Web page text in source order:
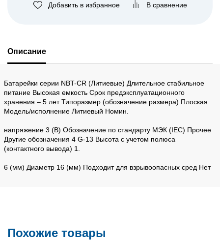
Добавить в избранное В сравнение
Описание
Батарейки серии NBT-CR (Литиевые) Длительное стабильное
питание Высокая емкость Срок предэксплуатационного
хранения – 5 лет Типоразмер (обозначение размера) Плоская
Модель/исполнение Литиевый Номин.
напряжение 3 (В) Обозначение по стандарту МЭК (IEC) Прочее
Другие обозначения 4 G-13 Высота с учетом полюса
(контактного вывода) 1.
6 (мм) Диаметр 16 (мм) Подходит для взрывоопасных сред Нет
Похожие товары